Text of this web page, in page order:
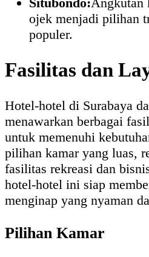
ojek menjadi pilihan
populer.
Fasilitas dan
Hotel-hotel di Surabaya
menawarkan berbagai
untuk memenuhi
pilihan kamar yang luas,
fasilitas rekreasi dan
hotel-hotel ini siap
menginap yang nyaman
Pilihan Kamar